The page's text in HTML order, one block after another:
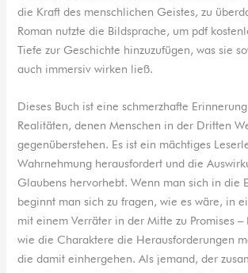
die Kraft des menschlichen Geistes, zu
Roman nutzte die Bildsprache, um pdf
Tiefe zur Geschichte hinzuzufügen, was sie
auch immersiv wirken ließ.
Dieses Buch ist eine schmerzhafte
Realitäten, denen Menschen in der Dritten
gegenüberstehen. Es ist ein mächtiges
Wahrnehmung herausfordert und die
Glaubens hervorhebt. Wenn man sich in die
beginnt man sich zu fragen, wie es wäre, in
mit einem Verräter in der Mitte zu Promises
wie die Charaktere die Herausforderungen
die damit einhergehen. Als jemand, der